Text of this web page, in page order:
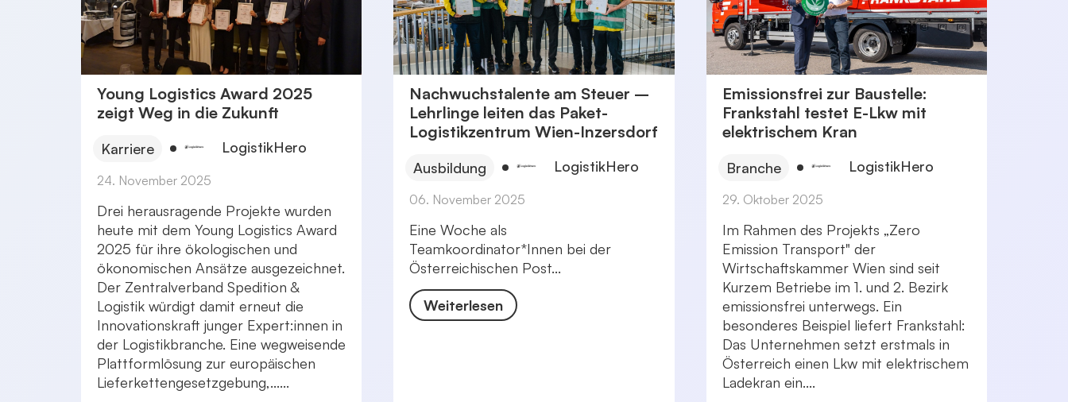
Young Logistics Award 2025
zeigt Weg in die Zukunft
Karriere LogistikHero
24. November 2025
Drei herausragende Projekte wurden
heute mit dem Young Logistics Award
2025 für ihre ökologischen und
ökonomischen Ansätze ausgezeichnet.
Der Zentralverband Spedition &
Logistik würdigt damit erneut die
Innovationskraft junger Expert:innen in
der Logistikbranche. Eine wegweisende
Plattformlösung zur europäischen
Lieferkettengesetzgebung,......
Nachwuchstalente am Steuer –
Lehrlinge leiten das Paket-
Logistikzentrum Wien-Inzersdorf
Ausbildung LogistikHero
06. November 2025
Eine Woche als
Teamkoordinator*Innen bei der
Österreichischen Post...
Weiterlesen
Emissionsfrei zur Baustelle:
Frankstahl testet E-Lkw mit
elektrischem Kran
Branche LogistikHero
29. Oktober 2025
Im Rahmen des Projekts „Zero
Emission Transport" der
Wirtschaftskammer Wien sind seit
Kurzem Betriebe im 1. und 2. Bezirk
emissionsfrei unterwegs. Ein
besonderes Beispiel liefert Frankstahl:
Das Unternehmen setzt erstmals in
Österreich einen Lkw mit elektrischem
Ladekran ein....